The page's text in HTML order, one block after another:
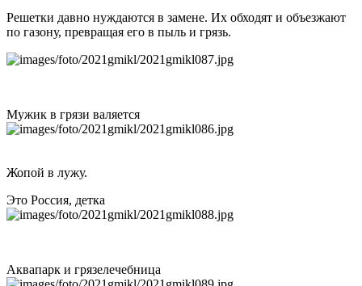
Решетки давно нуждаются в замене. Их обходят и объезжают
по газону, превращая его в пыль и грязь.
Мужик в грязи валяется
Жопой в лужу.
Это Россия, детка
Аквапарк и грязелечебница